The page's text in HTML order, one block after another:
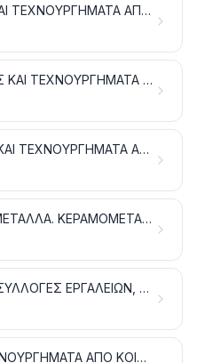
ΜΟΛΥΒΔΟΣ ΚΑΙ ΤΕΧΝΟΥΡΓΗΜΑΤΑ ΑΠΟ ΜΟΛΥΒΔΟ
ΨΕΥΔΑΡΓΥΡΟΣ ΚΑΙ ΤΕΧΝΟΥΡΓΗΜΑΤΑ ΑΠΟ ΨΕΥΔΑΡΓΥΡΟ
ΚΑΣΣΙΤΕΡΟΣ ΚΑΙ ΤΕΧΝΟΥΡΓΗΜΑΤΑ ΑΠΟ ΚΑΣΣΙΤΕΡΟ
ΑΛΛΑ ΚΟΙΝΑ ΜΕΤΑΛΛΑ. ΚΕΡΑΜΟΜΕΤΑΛΛΟΥΡΓΙΚΕΣ ΣΥΝΘΕΣΕΙΣ. ΤΕΧΝΟΥΡΓΗΜΑΤΑ ΑΠΟ ΤΙΣ ΥΛΕΣ ΑΥΤΕΣ
ΕΡΓΑΛΕΙΑ ΚΑΙ ΣΥΛΛΟΓΕΣ ΕΡΓΑΛΕΙΩΝ, ΕΙΔΗ ΜΑΧΑΙΡΟΠΟΙΙΑΣ, ΚΟΥΤΑΛΙΑ ΚΑΙ ΠΙΡΟΥΝΙΑ, ΑΠΟ ΚΟΙΝΑ ΜΕΤΑΛΛΑ. ΜΕΡΗ ΤΩΝ ΕΙΔΩΝ ΑΥΤΩΝ, ΑΠΟ ΚΟΙΝΑ ΜΕΤΑΛΛΑ
ΔΙΑΦΟΡΑ ΤΕΧΝΟΥΡΓΗΜΑΤΑ ΑΠΟ ΚΟΙΝΑ ΜΕΤΑΛΛΑ